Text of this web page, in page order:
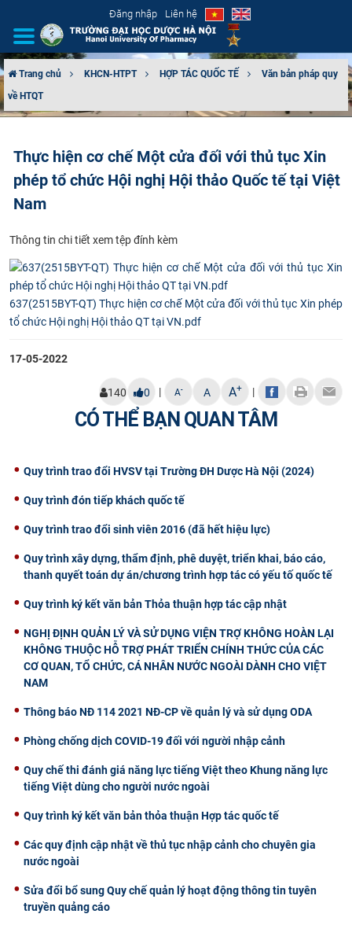
Đăng nhập Liên hệ
GIỚI THIỆU
TUYỂN SINH
ĐẢM BẢO CHẤT LƯỢNG
KHOA HỌC CÔNG NGHỆ
Trang chủ KHCN-HTPT HỢP TÁC QUỐC TẾ
Văn bản pháp quy
về HTQT
Thực hiện cơ chế Một cửa đối với thủ tục Xin
phép tổ chức Hội nghị Hội thảo Quốc tế tại Việt
Nam
​Thông tin chi tiết xem tệp đính kèm
637(2515BYT-QT) Thực hiện cơ chế Một cửa đối với thủ tục Xin phép
tổ chức Hội nghị Hội thảo QT tại VN.pdf
17-05-2022
140 0 | A- A A+ |
CÓ THỂ BẠN QUAN TÂM
Quy trình trao đổi HVSV tại Trường ĐH Dược Hà Nội (2024)
Quy trình đón tiếp khách quốc tế
Quy trình trao đổi sinh viên 2016 (đã hết hiệu lực)
Quy trình xây dựng, thẩm định, phê duyệt, triển khai, báo cáo,
thanh quyết toán dự án/chương trình hợp tác có yếu tố quốc tế
Quy trình ký kết văn bản Thỏa thuận hợp tác cập nhật
NGHỊ ĐỊNH QUẢN LÝ VÀ SỬ DỤNG VIỆN TRỢ KHÔNG HOÀN LẠI
KHÔNG THUỘC HỖ TRỢ PHÁT TRIỂN CHÍNH THỨC CỦA CÁC
CƠ QUAN, TỔ CHỨC, CÁ NHÂN NƯỚC NGOÀI DÀNH CHO VIỆT
NAM
Thông báo NĐ 114 2021 NĐ-CP về quản lý và sử dụng ODA
Phòng chống dịch COVID-19 đối với người nhập cảnh
Quy chế thi đánh giá năng lực tiếng Việt theo Khung năng lực
tiếng Việt dùng cho người nước ngoài
Quy trình ký kết văn bản thỏa thuận Hợp tác quốc tế
Các quy định cập nhật về thủ tục nhập cảnh cho chuyên gia
nước ngoài
Sửa đổi bổ sung Quy chế quản lý hoạt động thông tin tuyên
truyền quảng cáo